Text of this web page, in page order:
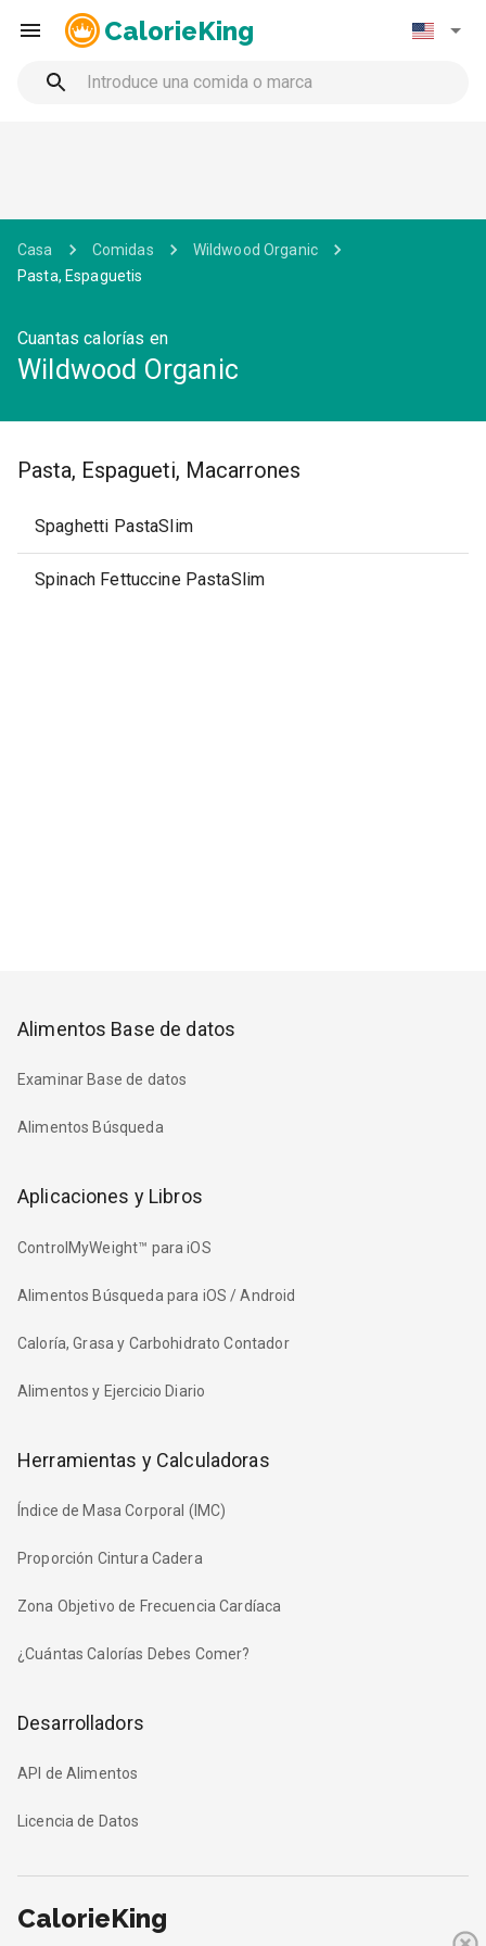
CalorieKing
Casa Comidas
Wildwood Organic
Pasta, Espaguetis
Cuantas calorías en
Wildwood Organic
Pasta, Espagueti, Macarrones
Spaghetti PastaSlim
Spinach Fettuccine PastaSlim
Alimentos Base de datos
Examinar Base de datos
Alimentos Búsqueda
Aplicaciones y Libros
ControlMyWeight™ para iOS
Alimentos Búsqueda para iOS / Android
Caloría, Grasa y Carbohidrato Contador
Alimentos y Ejercicio Diario
Herramientas y Calculadoras
Índice de Masa Corporal (IMC)
Proporción Cintura Cadera
Zona Objetivo de Frecuencia Cardíaca
¿Cuántas Calorías Debes Comer?
Desarrolladors
API de Alimentos
Licencia de Datos
CalorieKing